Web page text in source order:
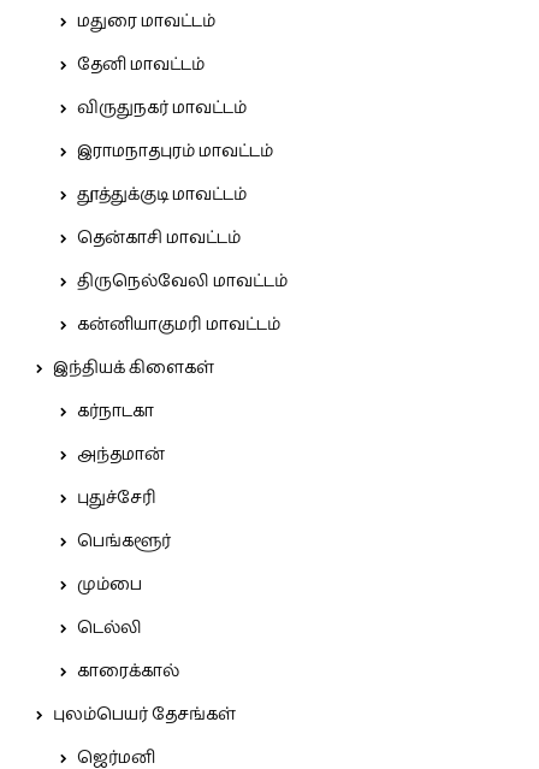
மதுரை மாவட்டம்
தேனி மாவட்டம்
விருதுநகர் மாவட்டம்
இராமநாதபுரம் மாவட்டம்
தூத்துக்குடி மாவட்டம்
தென்காசி மாவட்டம்
திருநெல்வேலி மாவட்டம்
கன்னியாகுமரி மாவட்டம்
இந்தியக் கிளைகள்
கர்நாடகா
அந்தமான்
புதுச்சேரி
பெங்களூர்
மும்பை
டெல்லி
காரைக்கால்
புலம்பெயர் தேசங்கள்
ஜெர்மனி